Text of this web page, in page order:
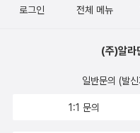
로그인 전체 메뉴
(주)알라
일반문의 (발
1:1 문의